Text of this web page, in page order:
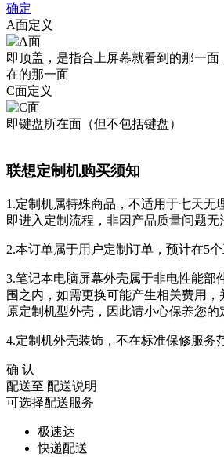
确定
A面定义
即顶盖，是指合上屏幕就看到的那一面
在的那一面
C面定义
即键盘所在面（但不包括键盘）
联想定制机购买须知
1.定制机属特殊商品，不适用于七天无
即进入定制流程，非因产品质量问题无
2.本订单属于用户定制订单，预计在5个
3.笔记本电脑屏幕外壳属于非电性能部
围之内，如需更换可能产生相关费用
原定制机型外壳，因此请小心保养您的
4.定制机外壳装饰，不在标准保修服务
确 认
配送至 配送说明
可选择配送服务
极速达
快递配送